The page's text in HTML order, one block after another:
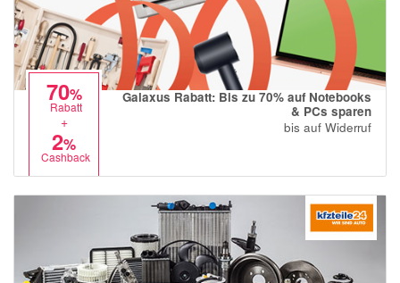
70%
Rabatt
+
2%
Cashback
Galaxus Rabatt: Bis zu 70% auf Notebooks
& PCs sparen
bis auf Widerruf